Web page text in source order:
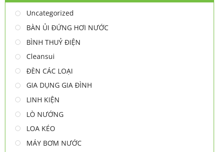
Uncategorized
BÀN ỦI ĐỨNG HƠI NƯỚC
BÌNH THUỶ ĐIỆN
Cleansui
ĐÈN CÁC LOẠI
GIA DỤNG GIA ĐÌNH
LINH KIỆN
LÒ NƯỚNG
LOA KÉO
MÁY BƠM NƯỚC